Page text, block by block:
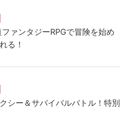
ァンタジーRPGで冒険を始め
る！
シー＆サバイバルバトル！特別